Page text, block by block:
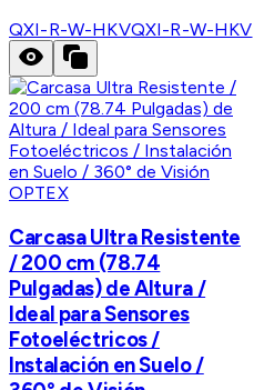
QXI-R-W-HKVQXI-R-W-HKV
OPTEX
Carcasa Ultra Resistente
/ 200 cm (78.74
Pulgadas) de Altura /
Ideal para Sensores
Fotoeléctricos /
Instalación en Suelo /